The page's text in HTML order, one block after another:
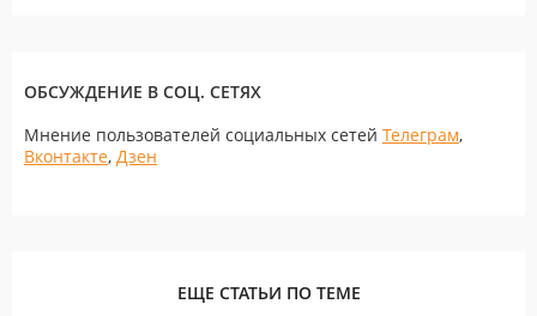
ОБСУЖДЕНИЕ В СОЦ. СЕТЯХ
Мнение пользователей социальных сетей Телеграм,
Вконтакте, Дзен
ЕЩЕ СТАТЬИ ПО ТЕМЕ